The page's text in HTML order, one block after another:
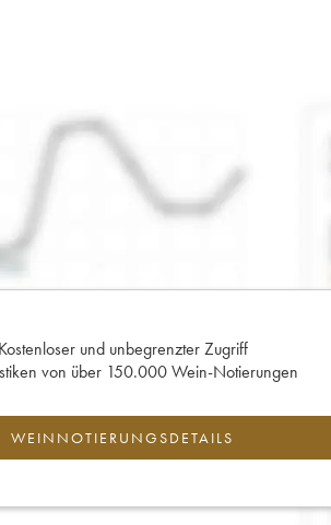
Kostenloser und unbegrenzter Zugriff
von über 150.000 Wein-Notierungen
WEINNOTIERUNGSDETAILS